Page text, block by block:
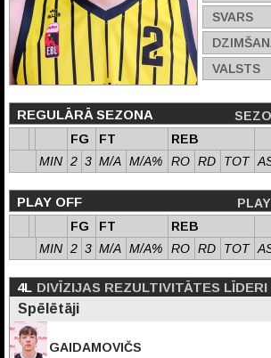
SVARS
VALSTS
REGULĀRĀ SEZONA
FG
FT REB
MIN 2 3 M/A M/A% RO RD TOT
PLAY OFF
FG
FT REB
MIN 2 3 M/A M/A% RO RD TOT
4L DIVĪZIJAS REZULTIVITĀTES LĪDERI
Spēlētāji
GAIDAMOVIČS